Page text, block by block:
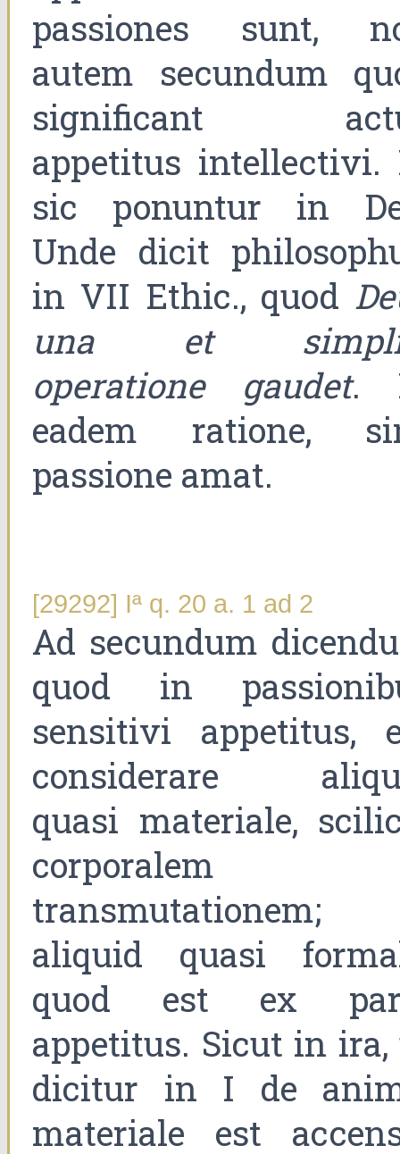
passiones sunt,
autem secundum
significant
appetitus intellectivi.
sic ponuntur in
Unde dicit
in VII Ethic., quod
una et
operatione gaudet.
eadem ratione,
passione amat.
[29292] Iª q. 20 a. 1 ad 2
Ad secundum
quod in
sensitivi appetitus,
considerare
quasi materiale,
corporalem
transmutationem;
aliquid quasi
quod est ex
appetitus. Sicut in ira,
dicitur in I de
materiale est